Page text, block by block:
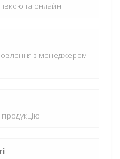
та онлайн
з менеджером
продукцію